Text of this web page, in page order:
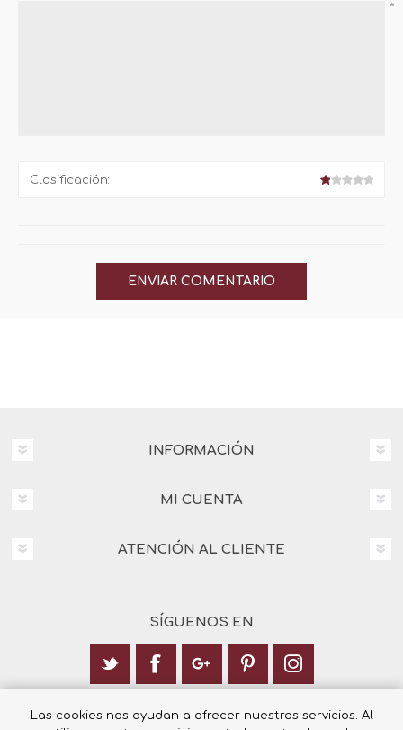
*
Clasificación:
INFORMACIÓN
MI CUENTA
ATENCIÓN AL CLIENTE
SÍGUENOS EN
Calle Italia 6, 03003 Alicante
Las cookies nos ayudan a ofrecer nuestros servicios. Al